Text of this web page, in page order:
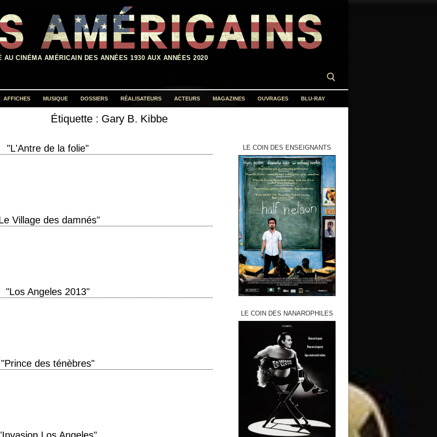
CINÉMA AMÉRICAIN DES ANNÉES 1930 AUX ANNÉES 2020
AFFICHES MUSIQUE DOSSIERS RÉALISATEURS ACTEURS MAGAZINES OUVRAGES BLU-RAY
Étiquette : Gary B. Kibbe
"L'Antre de la folie"
Village des damnés"
"Los Angeles 2013"
"Prince des ténèbres"
LE COIN DES ENSEIGNANTS
LE COIN DES NANAROPHILES